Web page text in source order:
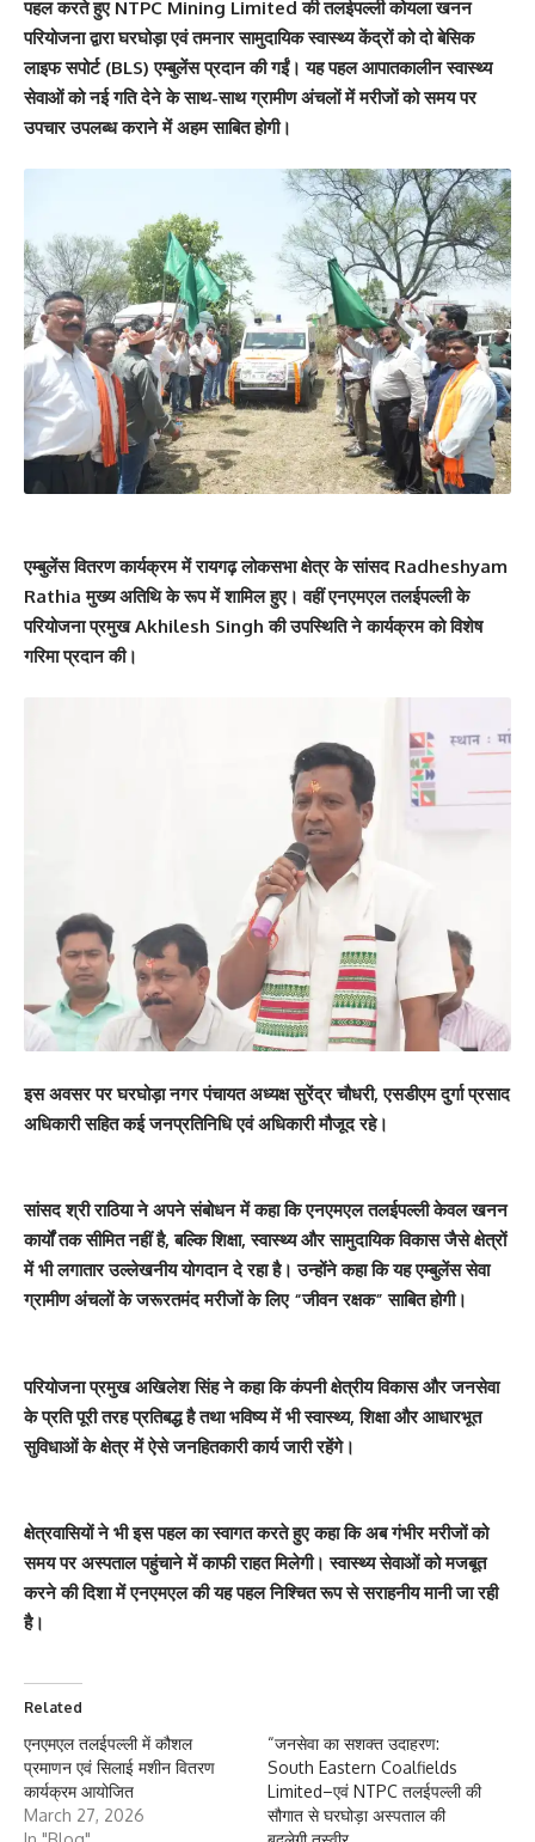
पहल करते हुए NTPC Mining Limited की तलईपल्ली कोयला खनन
परियोजना द्वारा घरघोड़ा एवं तमनार सामुदायिक स्वास्थ्य केंद्रों को दो बेसिक
लाइफ सपोर्ट (BLS) एम्बुलेंस प्रदान की गईं। यह पहल आपातकालीन स्वास्थ्य
सेवाओं को नई गति देने के साथ-साथ ग्रामीण अंचलों में मरीजों को समय पर
उपचार उपलब्ध कराने में अहम साबित होगी।
एम्बुलेंस वितरण कार्यक्रम में रायगढ़ लोकसभा क्षेत्र के सांसद Radheshyam
Rathia मुख्य अतिथि के रूप में शामिल हुए। वहीं एनएमएल तलईपल्ली के
परियोजना प्रमुख Akhilesh Singh की उपस्थिति ने कार्यक्रम को विशेष
गरिमा प्रदान की।
इस अवसर पर घरघोड़ा नगर पंचायत अध्यक्ष सुरेंद्र चौधरी, एसडीएम दुर्गा प्रसाद
अधिकारी सहित कई जनप्रतिनिधि एवं अधिकारी मौजूद रहे।
सांसद श्री राठिया ने अपने संबोधन में कहा कि एनएमएल तलईपल्ली केवल खनन
कार्यों तक सीमित नहीं है, बल्कि शिक्षा, स्वास्थ्य और सामुदायिक विकास जैसे क्षेत्रों
में भी लगातार उल्लेखनीय योगदान दे रहा है। उन्होंने कहा कि यह एम्बुलेंस सेवा
ग्रामीण अंचलों के जरूरतमंद मरीजों के लिए “जीवन रक्षक” साबित होगी।
परियोजना प्रमुख अखिलेश सिंह ने कहा कि कंपनी क्षेत्रीय विकास और जनसेवा
के प्रति पूरी तरह प्रतिबद्ध है तथा भविष्य में भी स्वास्थ्य, शिक्षा और आधारभूत
सुविधाओं के क्षेत्र में ऐसे जनहितकारी कार्य जारी रहेंगे।
क्षेत्रवासियों ने भी इस पहल का स्वागत करते हुए कहा कि अब गंभीर मरीजों को
समय पर अस्पताल पहुंचाने में काफी राहत मिलेगी। स्वास्थ्य सेवाओं को मजबूत
करने की दिशा में एनएमएल की यह पहल निश्चित रूप से सराहनीय मानी जा रही
है।
Related
एनएमएल तलईपल्ली में कौशल
प्रमाणन एवं सिलाई मशीन वितरण
कार्यक्रम आयोजित
March 27, 2026
“जनसेवा का सशक्त उदाहरण:
South Eastern Coalfields
Limited–एवं NTPC तलईपल्ली की
सौगात से घरघोड़ा अस्पताल की